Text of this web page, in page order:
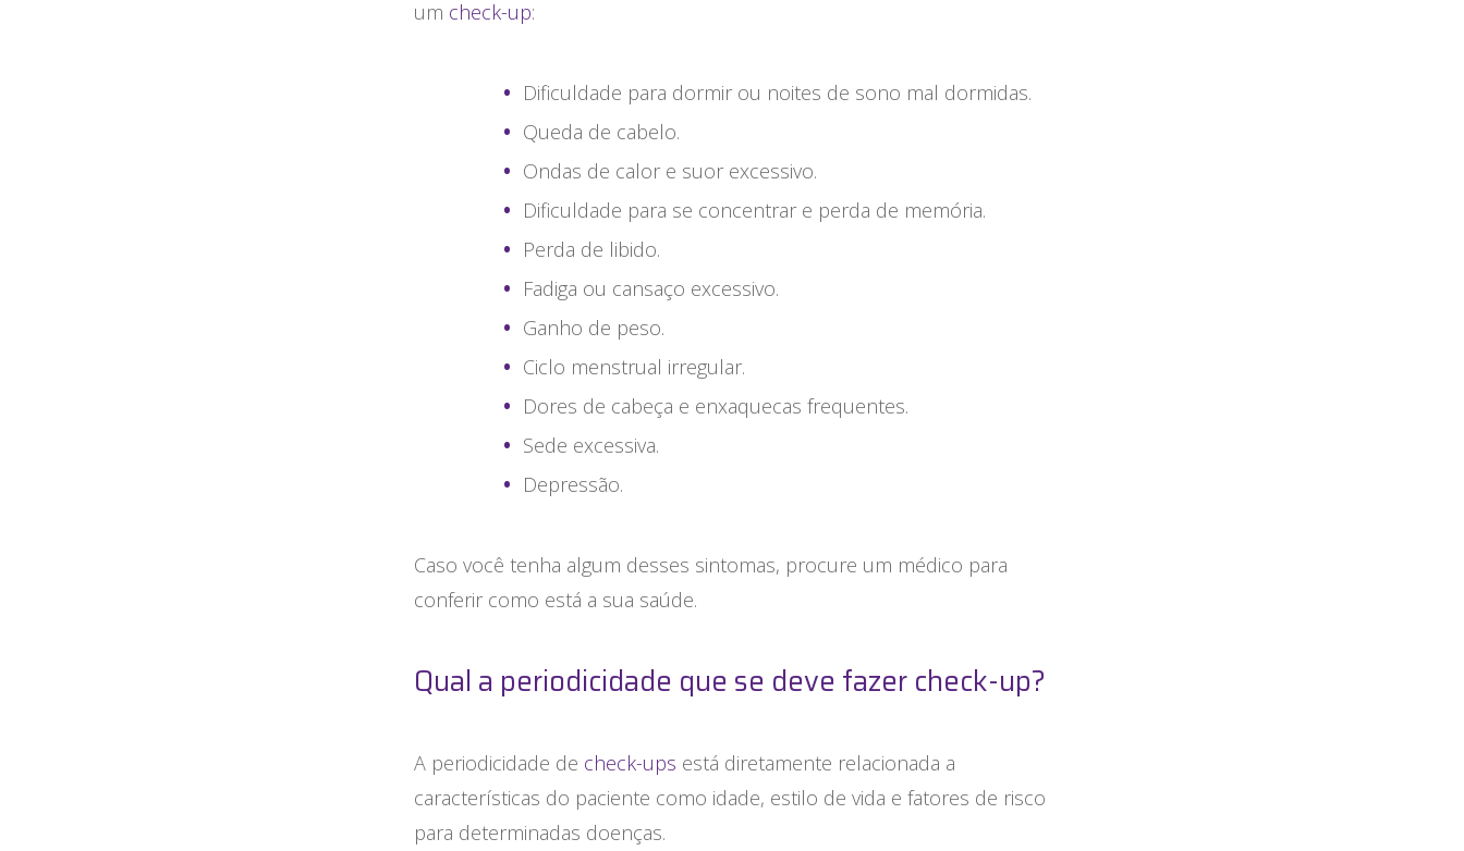
um check-up:
Dificuldade para dormir ou noites de sono mal dormidas.
Queda de cabelo.
Ondas de calor e suor excessivo.
Dificuldade para se concentrar e perda de memória.
Perda de libido.
Fadiga ou cansaço excessivo.
Ganho de peso.
Ciclo menstrual irregular.
Dores de cabeça e enxaquecas frequentes.
Sede excessiva.
Depressão.
Caso você tenha algum desses sintomas, procure um médico para
conferir como está a sua saúde.
Qual a periodicidade que se deve fazer check-up?
A periodicidade de check-ups está diretamente relacionada a
características do paciente como idade, estilo de vida e fatores de risco
para determinadas doenças.